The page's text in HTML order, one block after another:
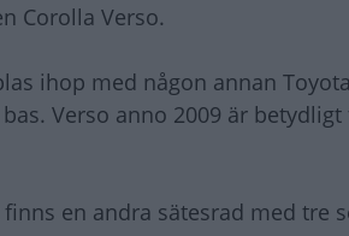
Corolla Verso.
ihop med någon annan
Verso anno 2009 är betydligt
en andra sätesrad med tre